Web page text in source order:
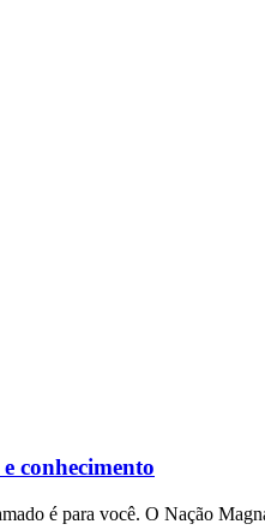
conhecimento
é para você. O Nação